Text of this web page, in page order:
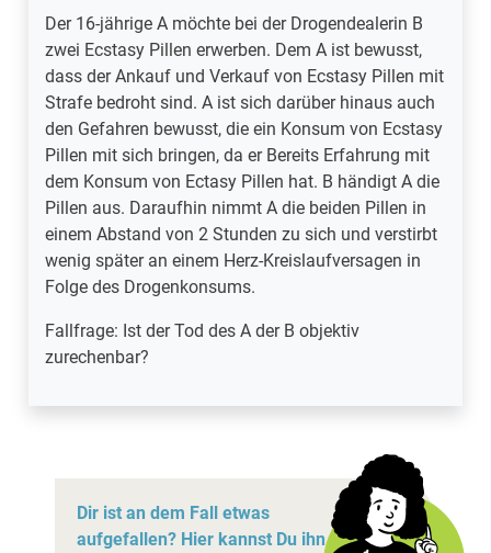
Der 16-jährige A möchte bei der Drogendealerin B
zwei Ecstasy Pillen erwerben. Dem A ist bewusst,
dass der Ankauf und Verkauf von Ecstasy Pillen mit
Strafe bedroht sind. A ist sich darüber hinaus auch
den Gefahren bewusst, die ein Konsum von Ecstasy
Pillen mit sich bringen, da er Bereits Erfahrung mit
dem Konsum von Ectasy Pillen hat. B händigt A die
Pillen aus. Daraufhin nimmt A die beiden Pillen in
einem Abstand von 2 Stunden zu sich und verstirbt
wenig später an einem Herz-Kreislaufversagen in
Folge des Drogenkonsums.
Fallfrage: Ist der Tod des A der B objektiv
zurechenbar?
Der 16-jährige A möchte bei der Drogendealerin B
zwei Ecstasy Pillen erwerben. Dem A ist bewusst,
dass der Ankauf und Verkauf von Ecstasy Pillen mit
Strafe bedroht sind. A ist sich darüber hinaus auch
den Gefahren bewusst, die ein Konsum von Ecstasy
Pillen mit sich bringen, da er Bereits Erfahrung mit
dem Konsum von Ectasy Pillen hat. B händigt A die
Pillen aus. Daraufhin nimmt A die beiden Pillen in
einem Abstand von 2 Stunden zu sich und verstirbt
wenig später an einem Herz-Kreislaufversagen in
Folge des Drogenkonsums.
Fallfrage: Ist der Tod des A der B objektiv
zurechenbar?
Dir ist an dem Fall etwas
aufgefallen? Hier kannst Du ihn